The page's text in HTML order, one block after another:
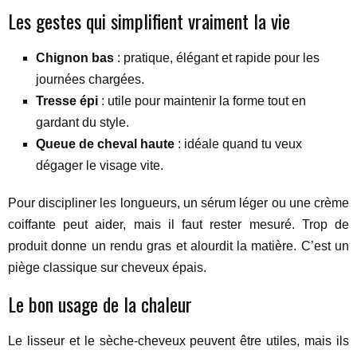
Les gestes qui simplifient vraiment la vie
Chignon bas : pratique, élégant et rapide pour les
journées chargées.
Tresse épi : utile pour maintenir la forme tout en
gardant du style.
Queue de cheval haute : idéale quand tu veux
dégager le visage vite.
Pour discipliner les longueurs, un sérum léger ou une crème
coiffante peut aider, mais il faut rester mesuré. Trop de
produit donne un rendu gras et alourdit la matière. C’est un
piège classique sur cheveux épais.
Le bon usage de la chaleur
Le lisseur et le sèche-cheveux peuvent être utiles, mais ils